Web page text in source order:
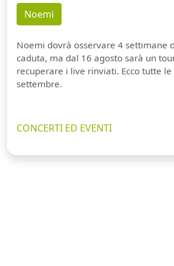
Noemi
Noemi dovrà osservare 4 settimane
caduta, ma dal 16 agosto sarà un
recuperare i live rinviati. Ecco tutte
settembre.
CONCERTI ED EVENTI